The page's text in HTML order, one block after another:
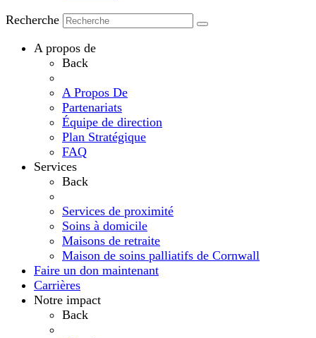
Recherche
A propos de
Back
A Propos De
Partenariats
Équipe de direction
Plan Stratégique
FAQ
Services
Back
Services de proximité
Soins à domicile
Maisons de retraite
Maison de soins palliatifs de Cornwall
Faire un don maintenant
Carrières
Notre impact
Back